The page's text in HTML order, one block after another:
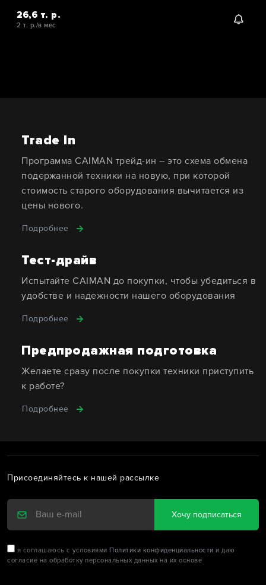
26,6 т. р.
2 т. р./в мес
Trade In
Программа CAIMAN трейд-ин – это схема обмена
подержанной техники на новую, при которой
стоимость старого оборудования вычитается из
цены нового.
Подробнее
Тест-драйв
Испытайте CAIMAN до покупки, чтобы убедиться в
удобстве и надежности нашего оборудования
Подробнее
Предпродажная подготовка
Желаете сразу после покупки техники приступить
к работе?
Подробнее
Присоединяйтесь к нашей рассылке
Хочу подписаться
я соглашаюсь с условиями Политики конфиденциальности и даю
согласие на обработку персональных данных на их основе